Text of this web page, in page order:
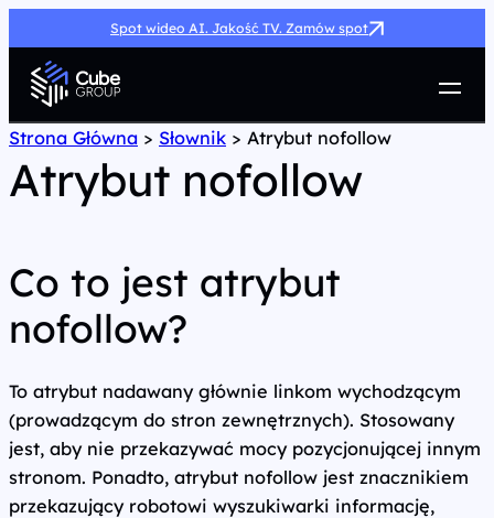
Spot wideo AI. Jakość TV. Zamów spot
Usługi
Jak możemy pomóc
Case Study
Kariera
Kontakt
Strona Główna > Słownik > Atrybut nofollow
Atrybut nofollow
Co to jest atrybut
nofollow?
To atrybut nadawany głównie linkom wychodzącym
(prowadzącym do stron zewnętrznych). Stosowany
jest, aby nie przekazywać mocy pozycjonującej innym
stronom. Ponadto, atrybut nofollow jest znacznikiem
przekazujący robotowi wyszukiwarki informację,